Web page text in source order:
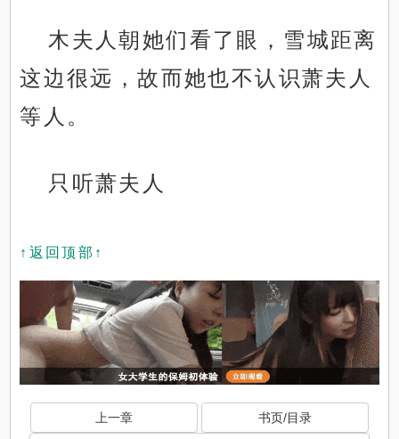
木夫人朝她们看了眼，雪城距离
这边很远，故而她也不认识萧夫人
等人。
只听萧夫人
↑返回顶部↑
上一章 书页/目录